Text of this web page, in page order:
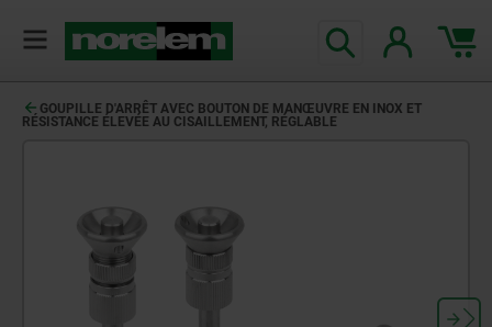
GOUPILLE D'ARRÊT AVEC BOUTON DE MANŒUVRE EN INOX ET
RÉSISTANCE ÉLEVÉE AU CISAILLEMENT, RÉGLABLE